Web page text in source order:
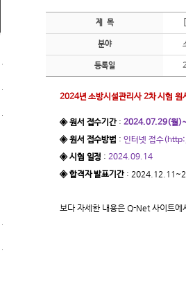
제 목
분야
등록일
2024년 소방시설관리사 2차 시험 원
◈ 원서 접수기간 :2024.07.29(월
◈ 원서 접수방법 :인터넷 접수(
◈ 시험 일정 :2024.09.14
◈ 합격자 발표기간 :
보다 자세한 내용은 Q-Net 사이트에